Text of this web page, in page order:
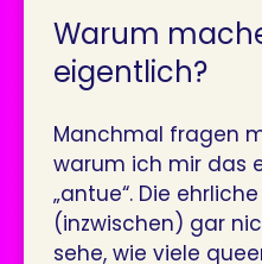
Warum
eigentlich?
Manchmal fragen
warum ich mir das
„antue“. Die
(inzwischen) gar
sehe, wie viele